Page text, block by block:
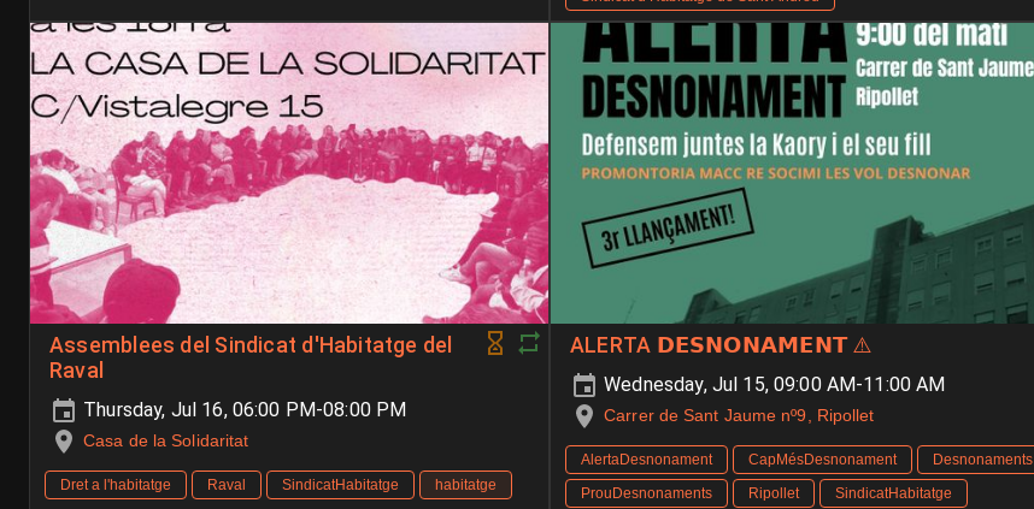
Assemblees del Sindicat d'Habitatge del
Raval
Thursday, Jul 16, 06:00 PM-08:00 PM
Casa de la Solidaritat
Dret a l'habitatge Raval SindicatHabitatge habitatge
ALERTA 𝗗𝗘𝗦𝗡𝗢𝗡𝗔𝗠𝗘𝗡𝗧 ⚠️
Wednesday, Jul 15, 09:00 AM-11:00 AM
Carrer de Sant Jaume nº9, Ripollet
AlertaDesnonament CapMésDesnonament
Desnonaments
ProuDesnonaments
Ripollet SindicatHabitatge